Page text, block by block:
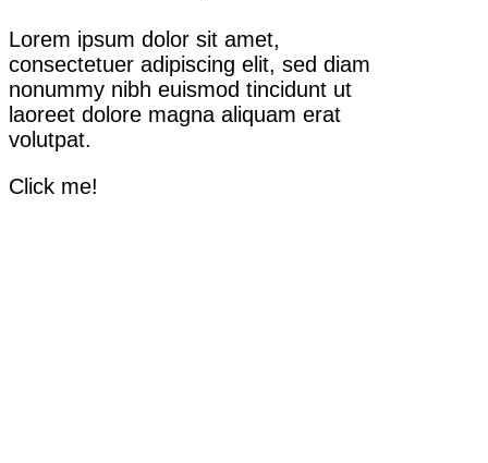
Lorem ipsum dolor sit amet,
consectetuer adipiscing elit, sed diam
nonummy nibh euismod tincidunt ut
laoreet dolore magna aliquam erat
volutpat.
Click me!